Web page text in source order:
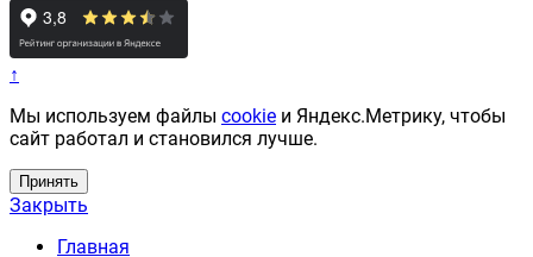
↑
Мы используем файлы cookie и Яндекс.Метрику, чтобы
сайт работал и становился лучше.
Принять
Закрыть
Главная